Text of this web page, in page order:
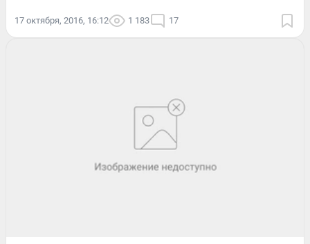
17 октября, 2016, 16:12 1 183 17